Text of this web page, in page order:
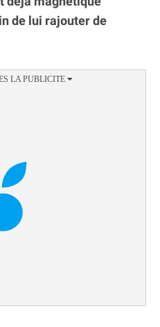
de lui rajouter de